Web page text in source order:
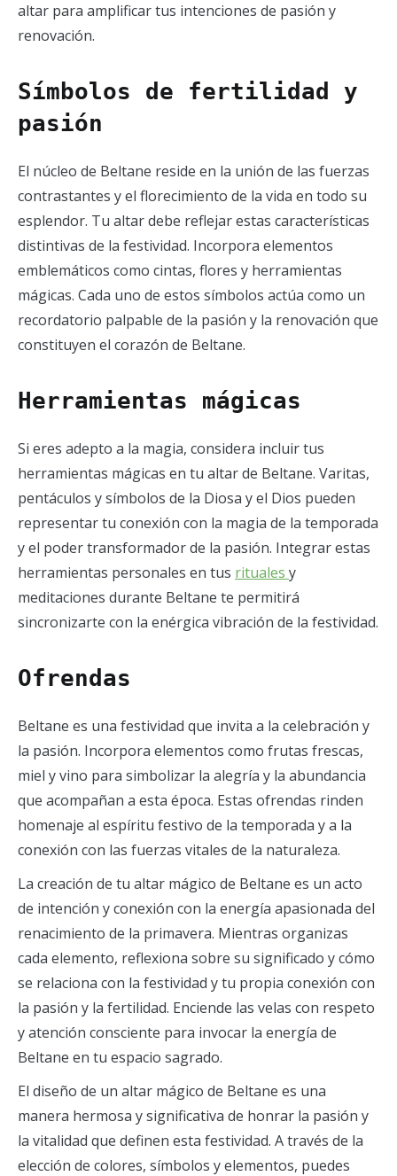
altar para amplificar tus intenciones de pasión y
renovación.
Símbolos de fertilidad y
pasión
El núcleo de Beltane reside en la unión de las fuerzas
contrastantes y el florecimiento de la vida en todo su
esplendor. Tu altar debe reflejar estas características
distintivas de la festividad. Incorpora elementos
emblemáticos como cintas, flores y herramientas
mágicas. Cada uno de estos símbolos actúa como un
recordatorio palpable de la pasión y la renovación que
constituyen el corazón de Beltane.
Herramientas mágicas
Si eres adepto a la magia, considera incluir tus
herramientas mágicas en tu altar de Beltane. Varitas,
pentáculos y símbolos de la Diosa y el Dios pueden
representar tu conexión con la magia de la temporada
y el poder transformador de la pasión. Integrar estas
herramientas personales en tus rituales y
meditaciones durante Beltane te permitirá
sincronizarte con la enérgica vibración de la festividad.
Ofrendas
Beltane es una festividad que invita a la celebración y
la pasión. Incorpora elementos como frutas frescas,
miel y vino para simbolizar la alegría y la abundancia
que acompañan a esta época. Estas ofrendas rinden
homenaje al espíritu festivo de la temporada y a la
conexión con las fuerzas vitales de la naturaleza.
La creación de tu altar mágico de Beltane es un acto
de intención y conexión con la energía apasionada del
renacimiento de la primavera. Mientras organizas
cada elemento, reflexiona sobre su significado y cómo
se relaciona con la festividad y tu propia conexión con
la pasión y la fertilidad. Enciende las velas con respeto
y atención consciente para invocar la energía de
Beltane en tu espacio sagrado.
El diseño de un altar mágico de Beltane es una
manera hermosa y significativa de honrar la pasión y
la vitalidad que definen esta festividad. A través de la
elección de colores, símbolos y elementos, puedes